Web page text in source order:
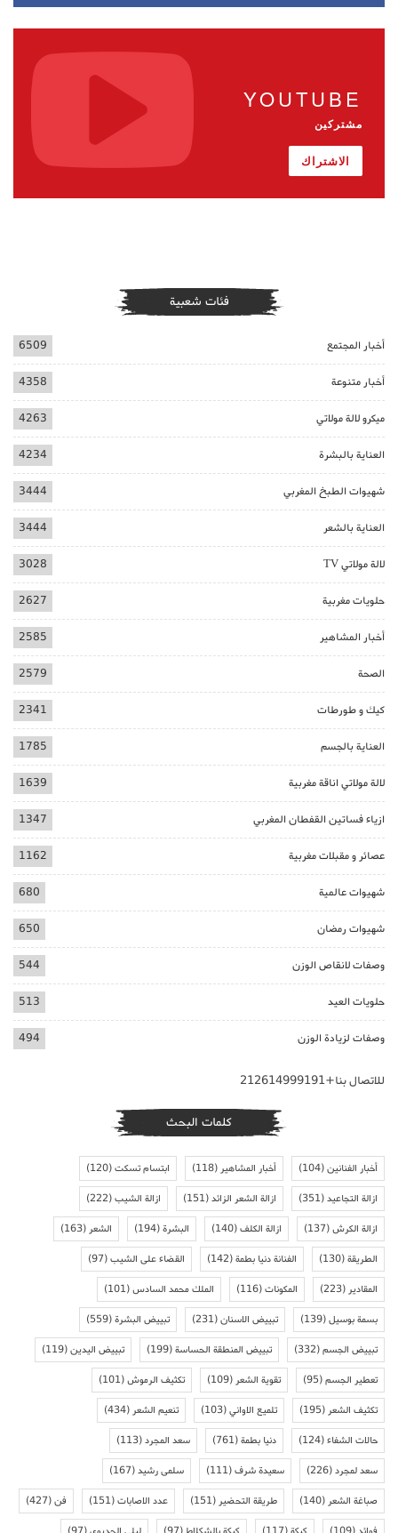
YOUTUBE
مشتركين
الاشتراك
فئات شعبية
أخبار المجتمع 6509
أخبار متنوعة 4358
ميكرو لالة مولاتي 4263
العناية بالبشرة 4234
شهيوات الطبخ المغربي 3444
العناية بالشعر 3444
لالة مولاتي TV 3028
حلويات مغربية 2627
أخبار المشاهير 2585
الصحة 2579
كيك و طورطات 2341
العناية بالجسم 1785
لالة مولاتي اناقة مغربية 1639
ازياء فساتين القفطان المغربي 1347
عصائر و مقبلات مغربية 1162
شهيوات عالمية 680
شهيوات رمضان 650
وصفات لانقاص الوزن 544
حلويات العيد 513
وصفات لزيادة الوزن 494
للاتصال بنا+212614999191
كلمات البحث
أخبار الفنانين(104) أخبار المشاهير(118) ابتسام تسكت(120)
ازالة التجاعيد(351) ازالة الشعر الزائد(151) ازالة الشيب(222)
ازالة الكرش(137) ازالة الكلف(140) البشرة(194) الشعر(163)
الطريقة(130) الفنانة دنيا بطمة(142) القضاء على الشيب(97)
المقادير(223) المكونات(116) الملك محمد السادس(101)
بسمة بوسيل(139) تبييض الاسنان(231) تبييض البشرة(559)
تبييض الجسم(332) تبييض المنطقة الحساسة(199) تبييض اليدين(119)
تعطير الجسم(95) تقوية الشعر(109) تكثيف الرموش(101)
تكثيف الشعر(195) تلميع الاواني(103) تنعيم الشعر(434)
حالات الشفاء(124) دنيا بطمة(761) سعد المجرد(113)
سعد لمجرد(226) سعيدة شرف(111) سلمى رشيد(167)
صباغة الشعر(140) طريقة التحضير(151) عدد الاصابات(151) فن(427)